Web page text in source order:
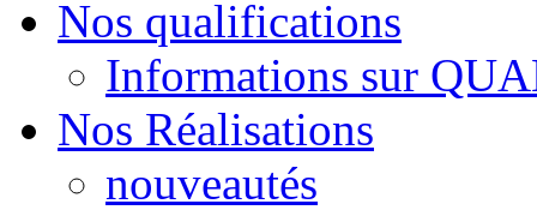
Nos qualifications
Informations sur
Nos Réalisations
nouveautés